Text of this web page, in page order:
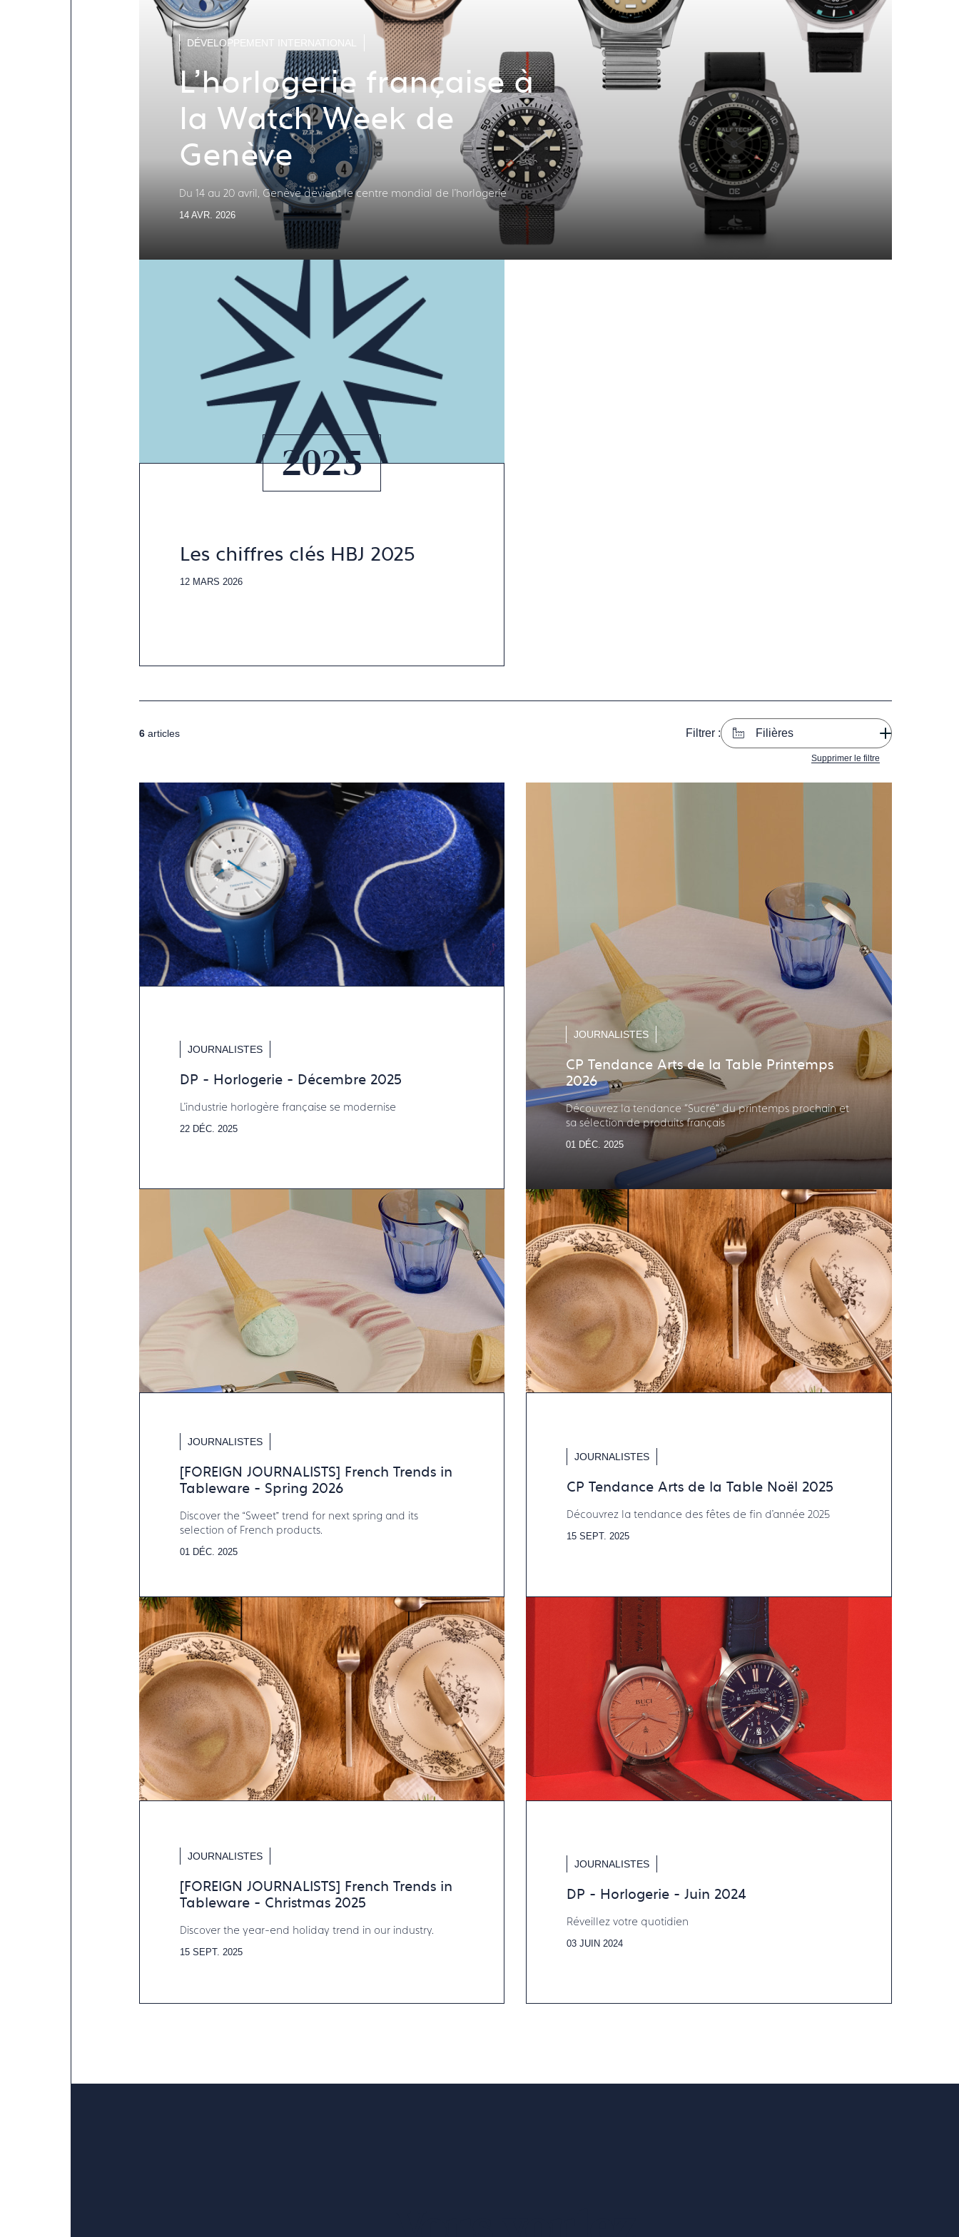
DÉVELOPPEMENT INTERNATIONAL
L'horlogerie française à
la Watch Week de
Genève
Du 14 au 20 avril, Genève devient le centre mondial de l'horlogerie
14 AVR. 2026
2025
Les chiffres clés HBJ 2025
12 MARS 2026
6articles Filtrer : Filières
Supprimer le filtre
JOURNALISTES
DP - Horlogerie - Décembre 2025
L'industrie horlogère française se modernise
22 DÉC. 2025
JOURNALISTES
CP Tendance Arts de la Table Printemps
2026
Découvrez la tendance "Sucré" du printemps prochain et
sa sélection de produits français
01 DÉC. 2025
JOURNALISTES
[FOREIGN JOURNALISTS] French Trends in
Tableware - Spring 2026
Discover the “Sweet” trend for next spring and its
selection of French products.
01 DÉC. 2025
JOURNALISTES
CP Tendance Arts de la Table Noël 2025
Découvrez la tendance des fêtes de fin d'année 2025
15 SEPT. 2025
JOURNALISTES
[FOREIGN JOURNALISTS] French Trends in
Tableware - Christmas 2025
Discover the year-end holiday trend in our industry.
15 SEPT. 2025
JOURNALISTES
DP - Horlogerie - Juin 2024
Réveillez votre quotidien
03 JUIN 2024